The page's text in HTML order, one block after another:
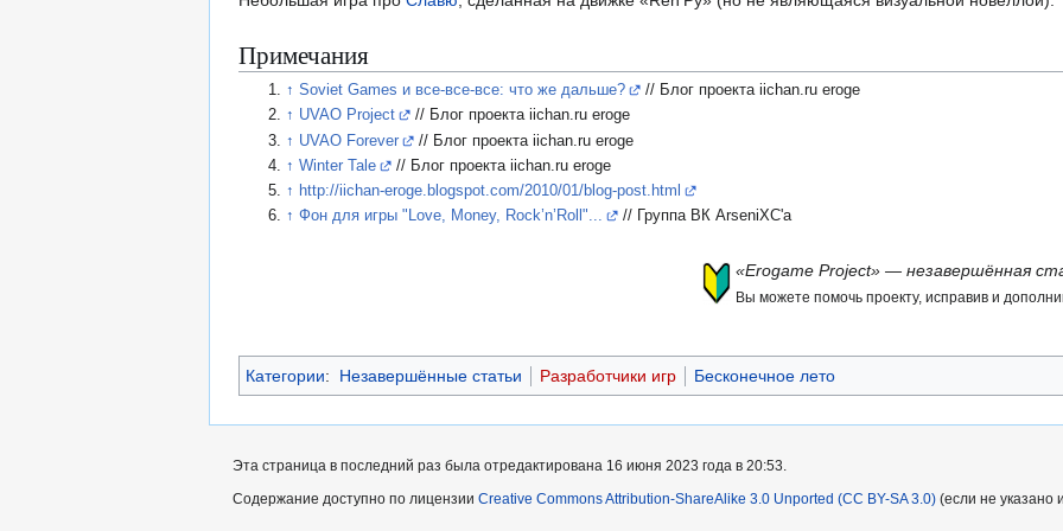
Примечания
↑ Soviet Games и все-все-все: что же дальше?
// Блог проекта iichan.ru eroge
↑ UVAO Project
// Блог проекта iichan.ru eroge
↑ UVAO Forever
// Блог проекта iichan.ru eroge
↑ Winter Tale
// Блог проекта iichan.ru eroge
↑ http://iichan-eroge.blogspot.com/2010/01/blog-post.html
↑ Фон для игры "Love, Money, Rock’n’Roll"... // Группа ВК ArseniXC'а
«Erogame Project» — незавершённая
Вы можете помочь проекту, исправив и
Категории: Незавершённые статьи Разработчики игр Бесконечное лето
Эта страница в последний раз была отредактирована 16 июня 2023 года в 20:53.
Содержание доступно по лицензии Creative Commons Attribution-ShareAlike 3.0 Unported (CC BY-SA 3.0) (если не указано